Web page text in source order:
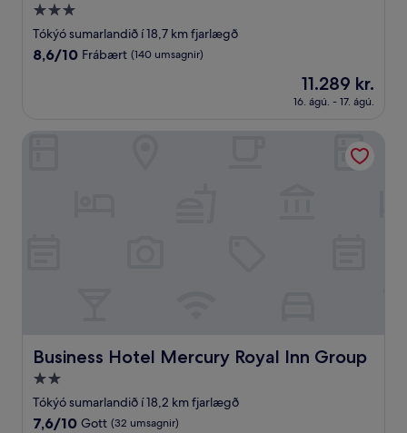
3.0
stjörnu
gististaður
Tókýó sumarlandið í 18,7 km fjarlægð
8.6
umsagnir)
8,6/10 Frábært (140 umsagnir)
Verðið
er
11.289 kr.
11.289 kr.
16. ágú. - 17. ágú.
Business Hotel Mercury Royal Inn Group
Business Hotel Mercury Royal Inn Group
2.0
stjörnu
gististaður
Tókýó sumarlandið í 18,2 km fjarlægð
7.6
7,6/10 Gott (32 umsagnir)